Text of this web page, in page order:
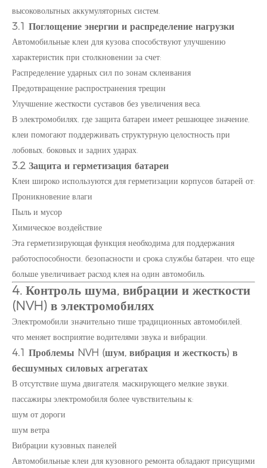
высоковольтных аккумуляторных систем.
3.1 Поглощение энергии и распределение нагрузки
Автомобильные клеи для кузова способствуют улучшению
характеристик при столкновении за счет:
Распределение ударных сил по зонам склеивания
Предотвращение распространения трещин
Улучшение жесткости суставов без увеличения веса.
В электромобилях, где защита батареи имеет решающее значение,
клеи помогают поддерживать структурную целостность при
лобовых, боковых и задних ударах.
3.2 Защита и герметизация батареи
Клеи широко используются для герметизации корпусов батарей от:
Проникновение влаги
Пыль и мусор
Химическое воздействие
Эта герметизирующая функция необходима для поддержания
работоспособности, безопасности и срока службы батареи, что еще
больше увеличивает расход клея на один автомобиль.
4. Контроль шума, вибрации и жесткости
(NVH) в электромобилях
Электромобили значительно тише традиционных автомобилей,
что меняет восприятие водителями звука и вибрации.
4.1 Проблемы NVH (шум, вибрация и жесткость) в
бесшумных силовых агрегатах
В отсутствие шума двигателя, маскирующего мелкие звуки,
пассажиры электромобиля более чувствительны к:
шум от дороги
шум ветра
Вибрации кузовных панелей
Автомобильные клеи для кузовного ремонта обладают присущими